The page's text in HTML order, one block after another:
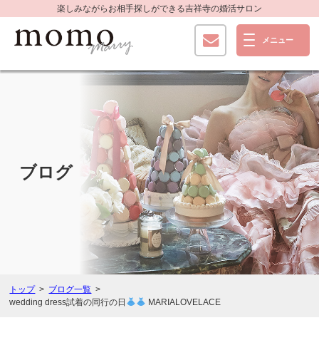
楽しみながらお相手探しができる吉祥寺の婚活サロン
ブログ
トップ
ブログ一覧
wedding dress試着の同行の日
MARIALOVELACE